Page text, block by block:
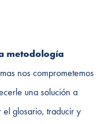
metodología
nos comprometemos
una solución a
glosario, traducir y